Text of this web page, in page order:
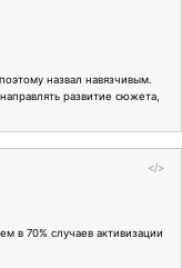
назвал навязчивым.
развитие сюжета,
</>
в 70% случаев активизации